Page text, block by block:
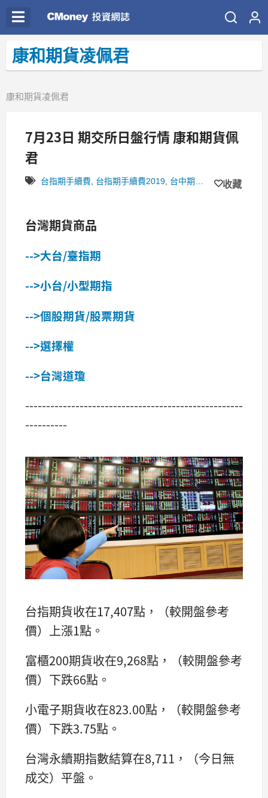
康和期貨凌佩君
康和期貨凌佩君
7月23日 期交所日盤行情 康和期貨佩
君
台指期手續費 台指期手續費2019 台中期貨開戶 ,台中康和
收藏
台灣期貨商品
-->大台/臺指期
-->小台/小型期指
-->個股期貨/股票期貨
-->選擇權
-->台灣道瓊
----------------------------------------------------
----------
台指期貨收在17,407點，（較開盤參考
價）上漲1點。
富櫃200期貨收在9,268點，（較開盤參考
價）下跌66點。
小電子期貨收在823.00點，（較開盤參考
價）下跌3.75點。
台灣永續期指數結算在8,711，（今日無
成交）平盤。